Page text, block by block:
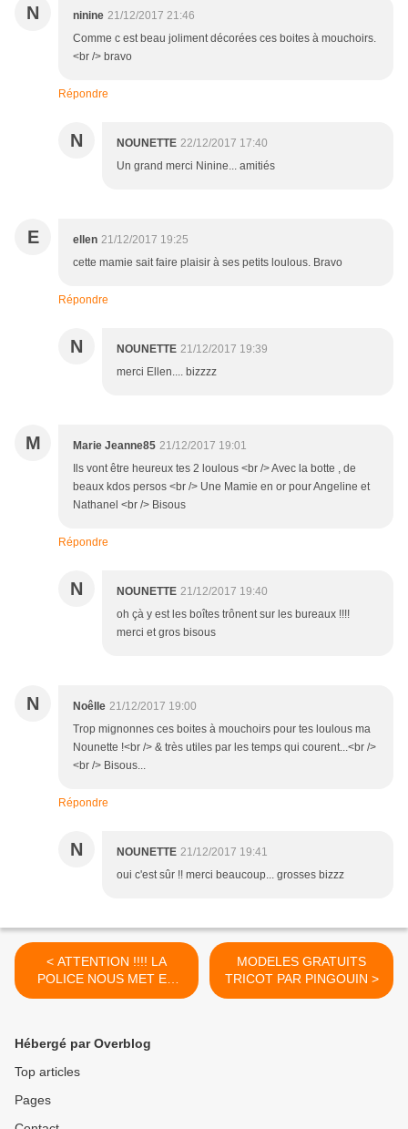
N ninine 21/12/2017 21:46
Comme c est beau joliment décorées ces boites à mouchoirs.
<br /> bravo
Répondre
N NOUNETTE 22/12/2017 17:40
Un grand merci Ninine... amitiés
E ellen 21/12/2017 19:25
cette mamie sait faire plaisir à ses petits loulous. Bravo
Répondre
N NOUNETTE 21/12/2017 19:39
merci Ellen.... bizzzz
M Marie Jeanne85 21/12/2017 19:01
Ils vont être heureux tes 2 loulous <br /> Avec la botte , de
beaux kdos persos <br /> Une Mamie en or pour Angeline et
Nathanel <br /> Bisous
Répondre
N NOUNETTE 21/12/2017 19:40
oh çà y est les boîtes trônent sur les bureaux !!!!
merci et gros bisous
N Noêlle 21/12/2017 19:00
Trop mignonnes ces boites à mouchoirs pour tes loulous ma
Nounette !<br /> & très utiles par les temps qui courent...<br />
<br /> Bisous...
Répondre
N NOUNETTE 21/12/2017 19:41
oui c'est sûr !! merci beaucoup... grosses bizzz
< ATTENTION !!!! LA
POLICE NOUS MET EN
GARDE....
MODELES GRATUITS
TRICOT PAR PINGOUIN >
Hébergé par Overblog
Top articles
Pages